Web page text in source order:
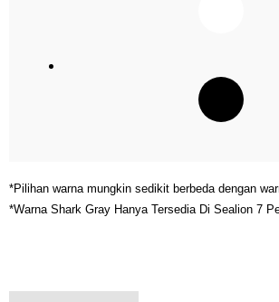
*Pilihan warna mungkin sedikit berbeda dengan
*Warna Shark Gray Hanya Tersedia Di Sealion 7